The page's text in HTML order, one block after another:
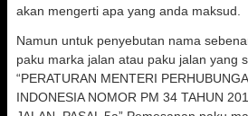
akan mengerti apa yang anda maksud.
Namun untuk penyebutan nama
paku marka jalan atau paku jalan yang
“PERATURAN MENTERI
INDONESIA NOMOR PM 34 TAHUN